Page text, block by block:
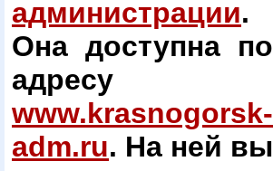
администрации.
Она доступна по
адресу
www.krasnogorsk-
adm.ru. На ней вы